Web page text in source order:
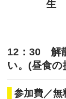
⽣
12：30 解
い。(昼食
参加費／無